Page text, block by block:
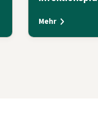
Mehr